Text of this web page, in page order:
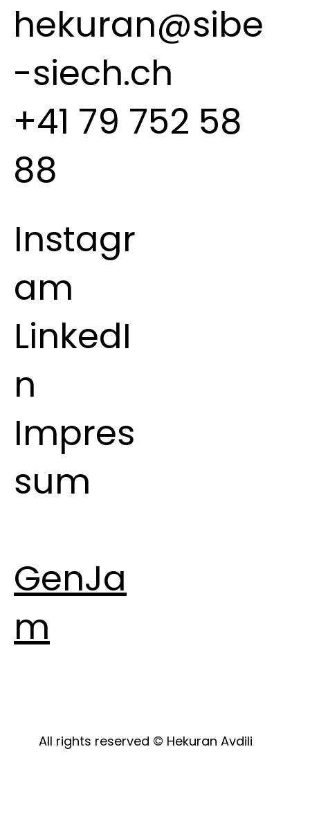
hekuran@sibe
-siech.ch
+41 79 752 58
88
Instagr
am
LinkedI
n
Impres
sum
GenJa
m
All rights reserved © Hekuran Avdili